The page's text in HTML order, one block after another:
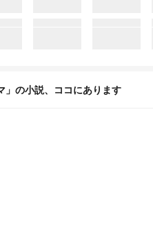
」の小説、ココにあります